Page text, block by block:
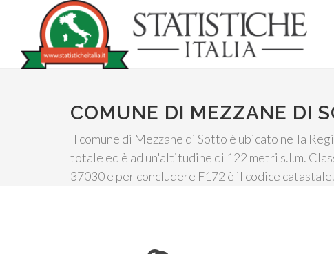
COMUNE DI MEZZANE DI
Il comune di Mezzane di Sotto è ubicato nella
totale ed è ad un'altitudine di 122 metri s.l.m.
37030 e per concludere F172 è il codice catastale.